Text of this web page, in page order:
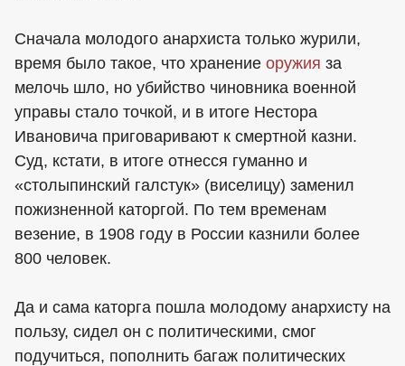
Сначала молодого анархиста только журили,
время было такое, что хранение оружия за
мелочь шло, но убийство чиновника военной
управы стало точкой, и в итоге Нестора
Ивановича приговаривают к смертной казни.
Суд, кстати, в итоге отнесся гуманно и
«столыпинский галстук» (виселицу) заменил
пожизненной каторгой. По тем временам
везение, в 1908 году в России казнили более
800 человек.
Да и сама каторга пошла молодому анархисту на
пользу, сидел он с политическими, смог
подучиться, пополнить багаж политических